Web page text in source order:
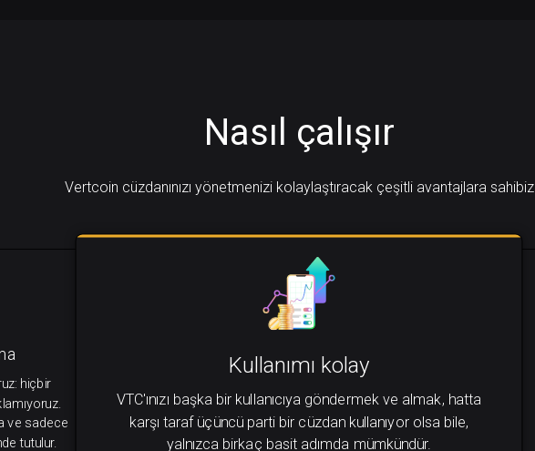
Nasıl çalışır
Vertcoin cüzdanınızı yönetmenizi kolaylaştıracak çeşitli avantajlara sahibiz
Kullanımı kolay
VTC'ınızı başka bir kullanıcıya göndermek ve almak, hatta
karşı taraf üçüncü parti bir cüzdan kullanıyor olsa bile,
yalnızca birkaç basit adımda mümkündür.
hiçbir
ve sadece
tutulur.